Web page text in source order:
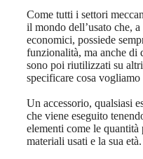
Come tutti i settori
il mondo dell’usato che,
economici, possiede
funzionalità, ma anche di
sono poi riutilizzati su
specificare cosa vogliamo
Un accessorio, qualsiasi
che viene eseguito
elementi come le
materiali usati e la sua età.